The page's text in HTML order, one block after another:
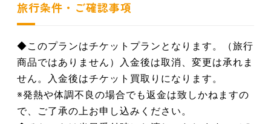
旅行条件・ご確認事項
◆このプランはチケットプランとなります。（旅行
商品ではありません）入金後は取消、変更は承れま
せん。入金後はチケット買取りになります。
※発熱や体調不良の場合でも返金は致しかねますの
で、ご了承の上お申し込みください。